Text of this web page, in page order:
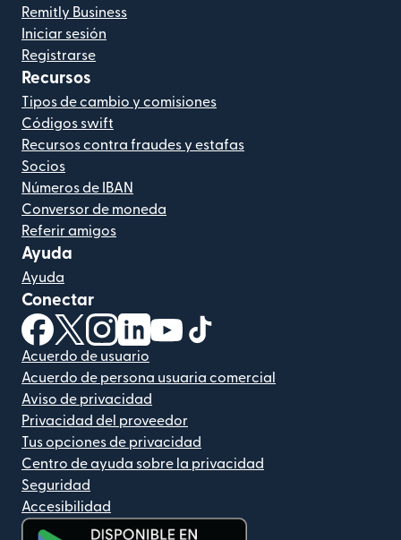
Remitly Business
Iniciar sesión
Registrarse
Recursos
Tipos de cambio y comisiones
Códigos swift
Recursos contra fraudes y estafas
Socios
Números de IBAN
Conversor de moneda
Referir amigos
Ayuda
Ayuda
Conectar
(se abre en una ventana nueva)
(se abre en una ventana nueva)
(se abre en una ventana nueva)
(se abre en una ventana nueva)
(se abre en una ventana nueva)
Acuerdo de usuario
Acuerdo de persona usuaria comercial
Aviso de privacidad
Privacidad del proveedor
Tus opciones de privacidad
Centro de ayuda sobre la privacidad
Seguridad
Accesibilidad